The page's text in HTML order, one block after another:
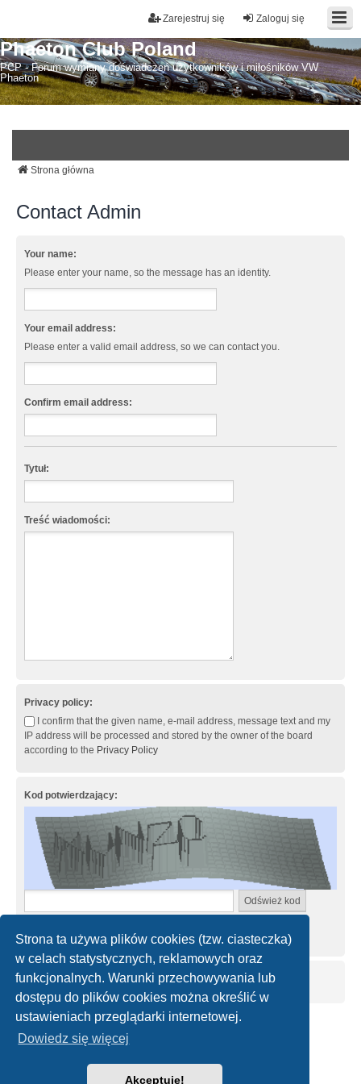
Strona ta używa plików cookies (tzw. ciasteczka)
w celach statystycznych, reklamowych oraz
funkcjonalnych. Warunki przechowywania lub
dostępu do plików cookies można określić w
ustawieniach przeglądarki internetowej.
Dowiedz się więcej
Akceptuję!
Zaloguj się
Zarejestruj się
Phaeton Club Poland
PCP - Forum wymiany doświadczeń użytkowników i miłośników VW
Phaeton
Strona główna
Contact Admin
Your name:
Please enter your name, so the message has an identity.
Your email address:
Please enter a valid email address, so we can contact you.
Confirm email address:
Tytuł:
Treść wiadomości:
Privacy policy:
I confirm that the given name, e-mail address, message text and my
IP address will be processed and stored by the owner of the board
according to the Privacy Policy
Kod potwierdzający:
Wielkość znaków nie ma znaczenia.
Strona główna
Technologię dostarczaphpBB® Forum Software © phpBB Limited
Polski pakiet językowy dostarczaphpBB.pl